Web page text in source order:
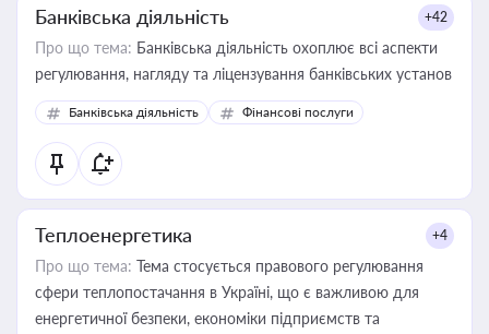
Банківська діяльність +42
Про що тема: Банківська діяльність охоплює всі аспекти
регулювання, нагляду та ліцензування банківських установ
Банківська діяльність Фінансові послуги
Теплоенергетика +4
Про що тема: Тема стосується правового регулювання
сфери теплопостачання в Україні, що є важливою для
енергетичної безпеки, економіки підприємств та